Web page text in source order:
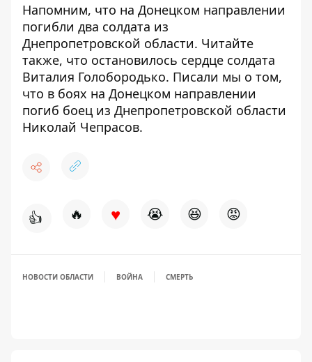
Напомним, что на Донецком направлении
погибли два солдата из
Днепропетровской области. Читайте
также, что остановилось сердце солдата
Виталия Голобородько. Писали мы о том,
что в боях на Донецком направлении
погиб боец ​​из Днепропетровской области
Николай Чепрасов.
👍 🔥 ♥ 😭 😆 😡
НОВОСТИ ОБЛАСТИ ВОЙНА СМЕРТЬ